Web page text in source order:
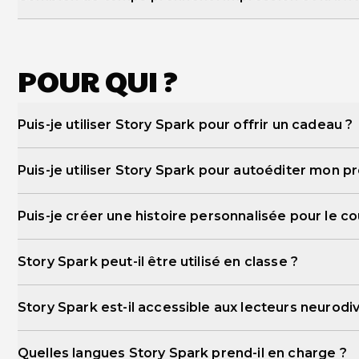
POUR QUI ?
Puis-je utiliser Story Spark pour offrir un cadeau ?
Valentin
Thanksgiving fête des Mères fête des Pères
Puis-je utiliser Story Spark pour autoéditer mon
publier
Puis-je créer une histoire personnalisée pour le
Story Spark peut-il être utilisé en classe ?
Story Spark est-il accessible aux lecteurs
Quelles langues Story Spark prend-il en charge ?